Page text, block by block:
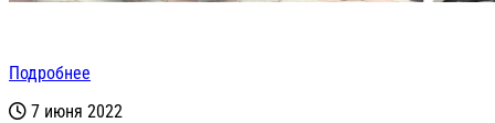
Подробнее
7 июня 2022